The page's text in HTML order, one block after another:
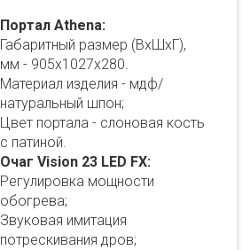
Портал Athena:
Габаритный размер (ВхШхГ),
мм - 905х1027х280.
Материал изделия - мдф/
натуральный шпон;
Цвет портала - слоновая кость
с патиной.
Очаг Vision 23 LED FX:
Регулировка мощности
обогрева;
Звуковая имитация
потрескивания дров;